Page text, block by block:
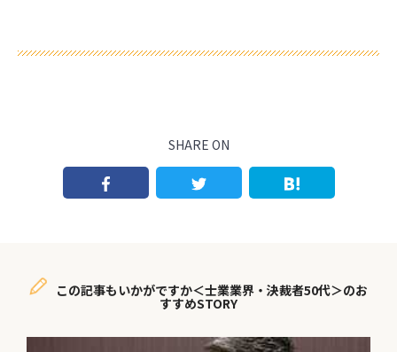
SHARE ON
この記事もいかがですか＜士業業界・決裁者50代＞のお
すすめSTORY